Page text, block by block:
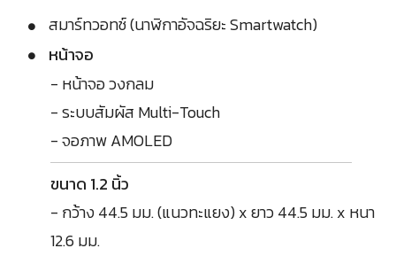
สมาร์ทวอทช์ (นาฬิกาอัจฉริยะ Smartwatch)
หน้าจอ
- หน้าจอ วงกลม
- ระบบสัมผัส Multi-Touch
- จอภาพ AMOLED
ขนาด 1.2 นิ้ว
- กว้าง 44.5 มม. (แนวทะแยง) x ยาว 44.5 มม. x หนา
12.6 มม.